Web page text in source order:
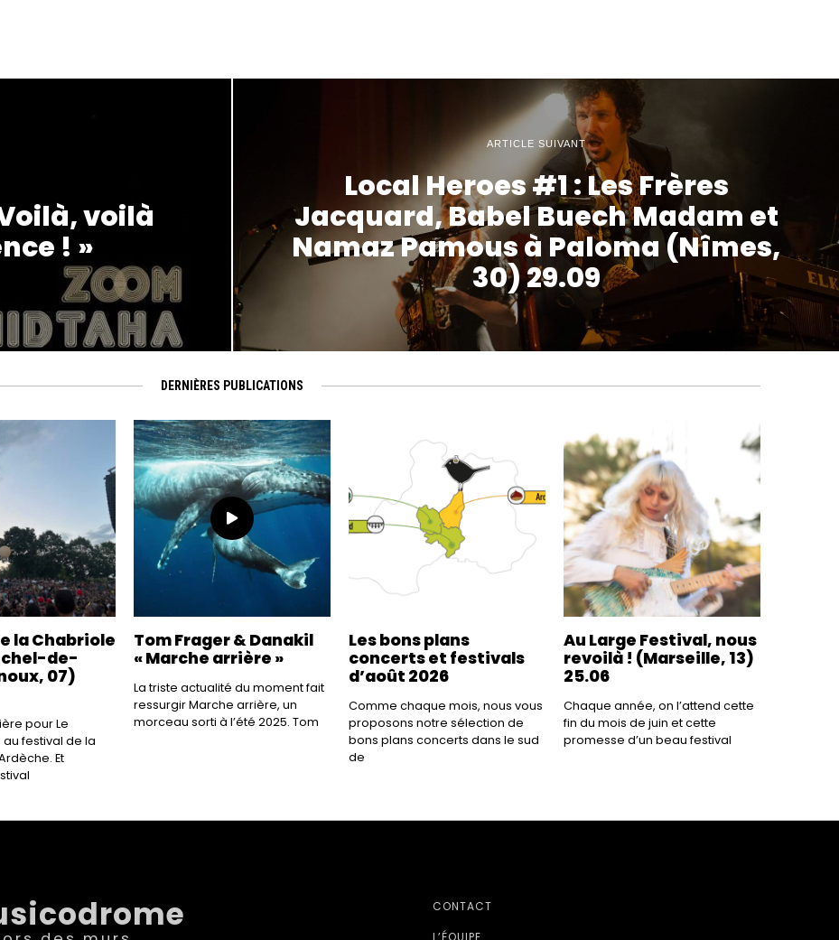
voilà
! »
ARTICLE SUIVANT
Local Heroes #1 : Les Frères
Jacquard, Babel Buech Madam et
Namaz Pamous à Paloma (Nîmes,
30) 29.09
DERNIÈRES PUBLICATIONS
la Chabriole
de-
07)
pour Le
festival de la
Et
Tom Frager & Danakil
« Marche arrière »
La triste actualité du moment fait
ressurgir Marche arrière, un
morceau sorti à l’été 2025. Tom
Les bons plans
concerts et festivals
d’août 2026
Comme chaque mois, nous vous
proposons notre sélection de
bons plans concerts dans le sud
de
Au Large Festival, nous
revoilà ! (Marseille, 13)
25.06
Chaque année, on l’attend cette
fin du mois de juin et cette
promesse d’un beau festival
CONTACT